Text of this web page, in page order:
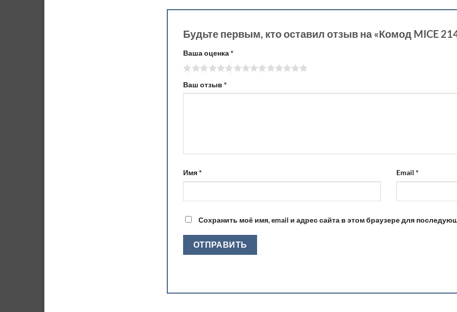
Будьте первым, кто оставил отзыв на «Комод MICE
Ваша оценка*
Ваш отзыв *
Имя* Email *
Сохранить моё имя, email и адрес сайта в этом браузере для